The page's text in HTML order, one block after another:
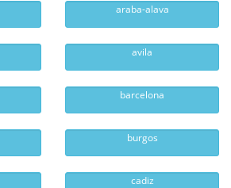
araba-alava
avila
barcelona
burgos
cadiz